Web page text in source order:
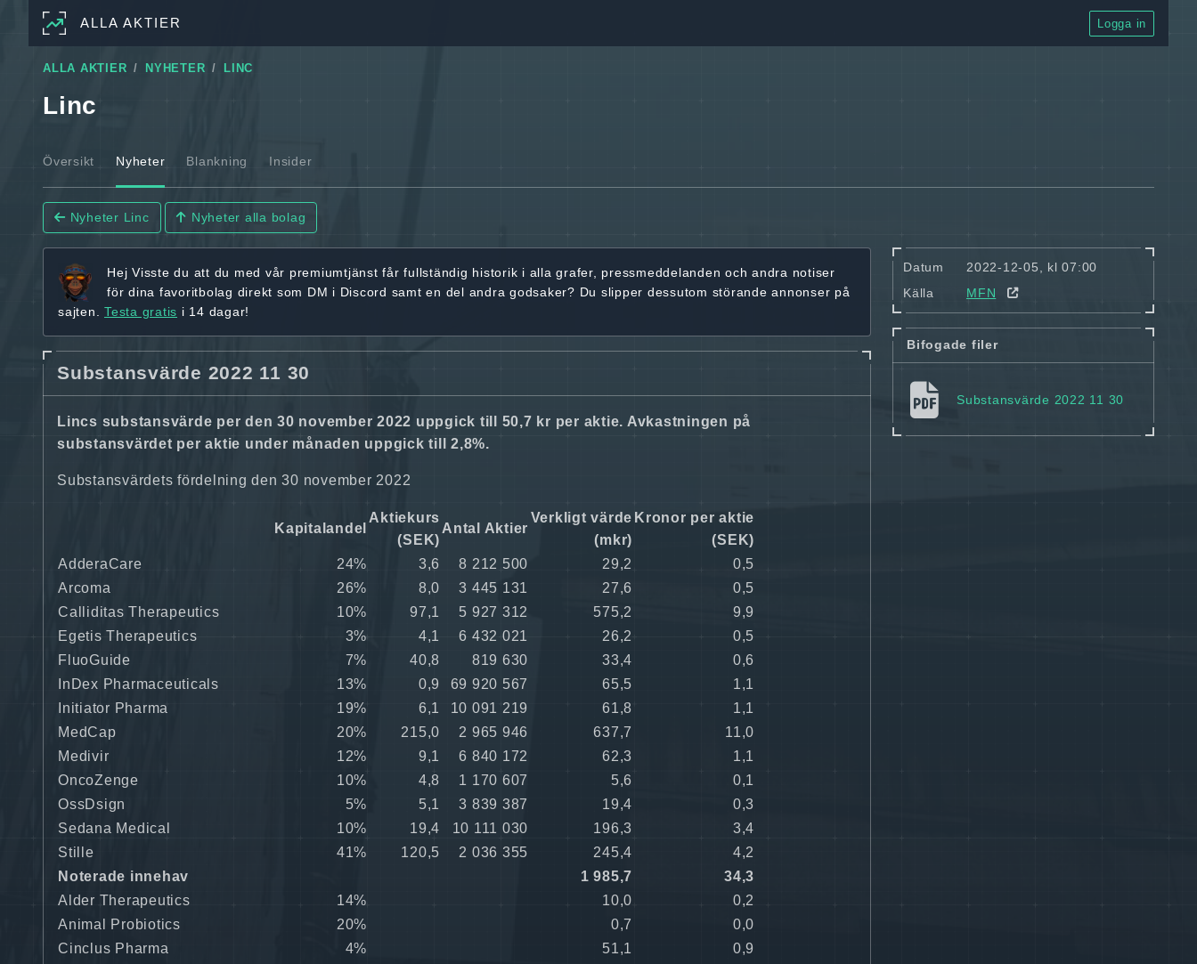
ALLA AKTIER Logga in
ALLA AKTIER NYHETER LINC
Linc
Översikt Nyheter Blankning Insider
Nyheter Linc Nyheter alla bolag
Hej Visste du att du med vår premiumtjänst fårfullständig historik i alla grafer, pressmeddelanden och andra notiser
för dina favoritbolag direkt som DM i Discord samt en del andra godsaker? Du slipper dessutom störande annonser på
sajten. Testa gratis i 14 dagar!
Substansvärde 2022 11 30
Lincs substansvärde per den 30 november 2022 uppgick till 50,7 kr per aktie. Avkastningen på
substansvärdet per aktie under månaden uppgick till 2,8%.
Substansvärdets fördelning den 30 november 2022
Kapitalandel
Aktiekurs
(SEK)
Antal Aktier
Verkligt värde
(mkr)
Kronor per aktie
(SEK)
AdderaCare
24% 3,6 8 212 500 29,2
0,5
Arcoma
26% 8,0 3 445 131 27,6
0,5
Calliditas Therapeutics
10% 97,1 5 927 312 575,2
9,9
Egetis Therapeutics
3% 4,1 6 432 021 26,2
0,5
FluoGuide
7% 40,8 819 630 33,4
0,6
InDex Pharmaceuticals
13% 0,9 69 920 567 65,5
1,1
Initiator Pharma
19% 6,1 10 091 219 61,8
1,1
MedCap
20% 215,0 2 965 946 637,7
11,0
Medivir
12% 9,1 6 840 172 62,3
1,1
OncoZenge
10% 4,8 1 170 607 5,6
0,1
OssDsign
5% 5,1 3 839 387 19,4
0,3
Sedana Medical
10% 19,4 10 111 030 196,3
3,4
Stille
41% 120,5 2 036 355 245,4
4,2
Noterade innehav
1 985,7
34,3
Alder Therapeutics
14% 10,0
0,2
Animal Probiotics
20% 0,7
0,0
Cinclus Pharma
4% 51,1
0,9
Datum
2022-12-05, kl 07:00
Källa
MFN
Bifogade filer
Substansvärde 2022 11 30